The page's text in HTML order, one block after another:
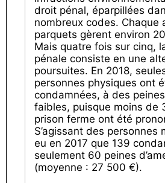
droit pénal, éparpillées
nombreux codes. Chaque
parquets gèrent environ
Mais quatre fois sur cinq,
pénale consiste en une
poursuites. En 2018,
personnes physiques ont
condamnées, à des
faibles, puisque moins de
prison ferme ont été
S’agissant des personnes
eu en 2017 que 139
seulement 60 peines
(moyenne : 27 500 €).